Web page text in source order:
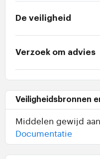
De veiligheid
Verzoek om advies
Veiligheidsbronnen
Middelen gewijd
Documentatie